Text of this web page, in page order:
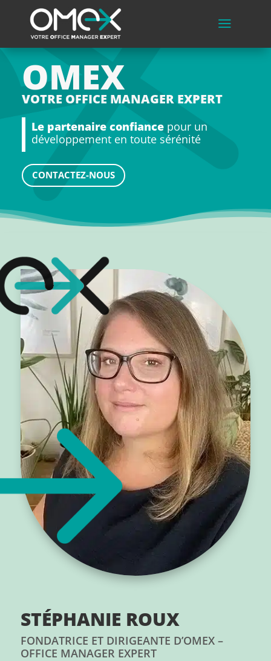
a
OMEX
VOTRE OFFICE MANAGER EXPERT
Le partenaire confiance pour un
développement en toute sérénité
CONTACTEZ-NOUS
STÉPHANIE ROUX
FONDATRICE ET DIRIGEANTE D’OMEX –
OFFICE MANAGER EXPERT